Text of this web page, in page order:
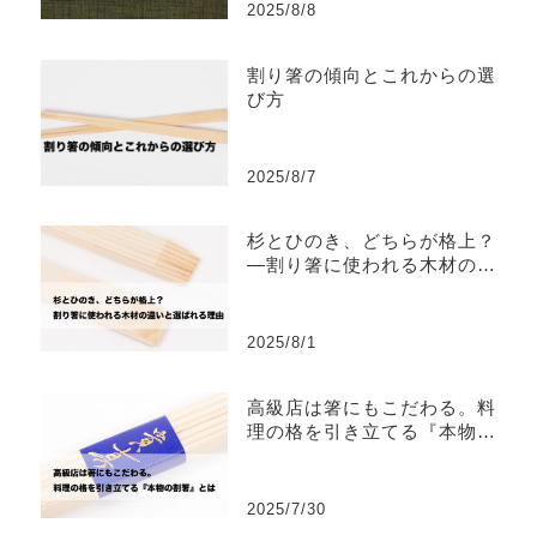
2025/8/8
割り箸の傾向とこれからの選
び方
2025/8/7
杉とひのき、どちらが格上？
―割り箸に使われる木材の違
2025/8/1
高級店は箸にもこだわる。料
理の格を引き立てる『本物の
2025/7/30